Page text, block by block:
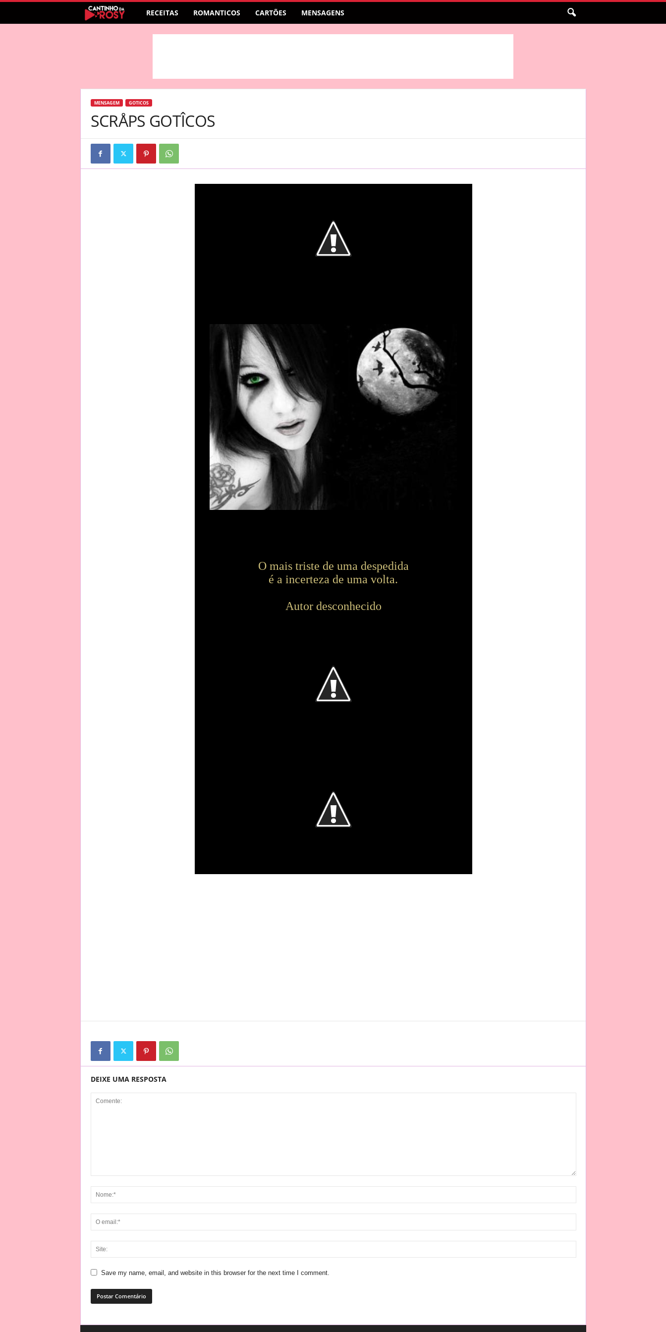
RECEITAS ROMANTICOS CARTÕES MENSAGENS
MENSAGEM GOTICOS
SCRÅPS GOTÎCOS
O mais triste de uma despedida
é a incerteza de uma volta.
Autor desconhecido
DEIXE UMA RESPOSTA
Save my name, email, and website in this browser for the next time I comment.